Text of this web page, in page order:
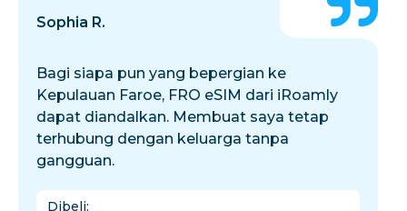
Sophia R.
Bagi siapa pun yang bepergian ke
Kepulauan Faroe, FRO eSIM dari iRoamly
dapat diandalkan. Membuat saya tetap
terhubung dengan keluarga tanpa
gangguan.
Dibeli: